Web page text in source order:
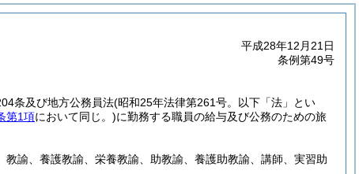
平成28年12月21日
条例第49号
条及び地方公務員法(昭和25年法律第261号。以下「法」とい
第1項において同じ。)に勤務する職員の給与及び公務のための旅
諭、養護教諭、栄養教諭、助教諭、養護助教諭、講師、実習助